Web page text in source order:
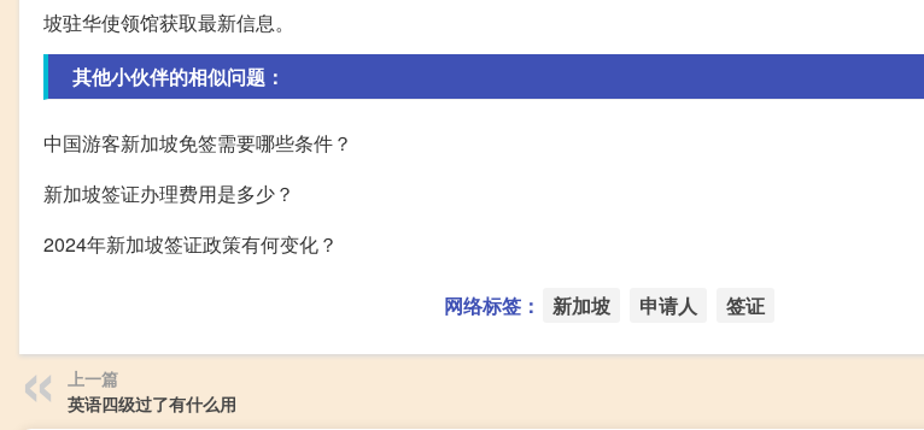
坡驻华使领馆获取最新信息。
其他小伙伴的相似问题：
中国游客新加坡免签需要哪些条件？
新加坡签证办理费用是多少？
2024年新加坡签证政策有何变化？
网络标签： 新加坡 申请人 签证
上一篇
英语四级过了有什么用